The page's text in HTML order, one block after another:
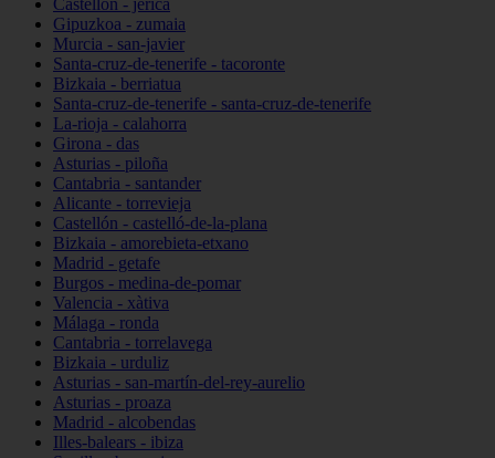
Castellón - jérica
Gipuzkoa - zumaia
Murcia - san-javier
Santa-cruz-de-tenerife - tacoronte
Bizkaia - berriatua
Santa-cruz-de-tenerife - santa-cruz-de-tenerife
La-rioja - calahorra
Girona - das
Asturias - piloña
Cantabria - santander
Alicante - torrevieja
Castellón - castelló-de-la-plana
Bizkaia - amorebieta-etxano
Madrid - getafe
Burgos - medina-de-pomar
Valencia - xàtiva
Málaga - ronda
Cantabria - torrelavega
Bizkaia - urduliz
Asturias - san-martín-del-rey-aurelio
Asturias - proaza
Madrid - alcobendas
Illes-balears - ibiza